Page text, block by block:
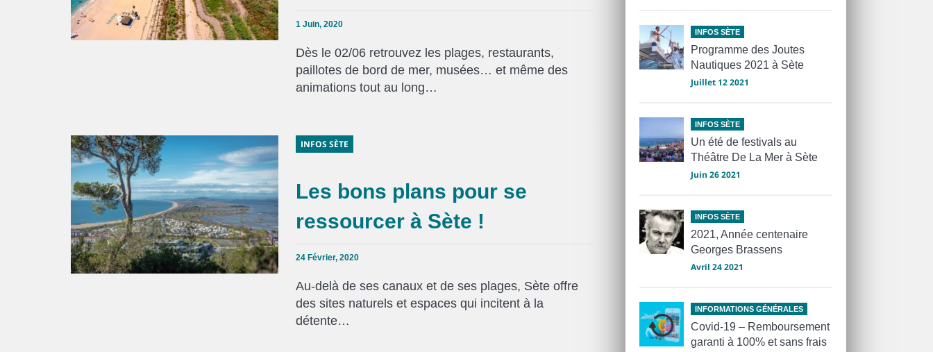
1 Juin, 2020
Dès le 02/06 retrouvez les plages, restaurants,
paillotes de bord de mer, musées… et même des
animations tout au long…
INFOS SÈTE
Les bons plans pour se
ressourcer à Sète !
24 Février, 2020
Au-delà de ses canaux et de ses plages, Sète offre
des sites naturels et espaces qui incitent à la
détente…
INFOS SÈTE
Programme des Joutes
Nautiques 2021 à Sète
Juillet 12 2021
INFOS SÈTE
Un été de festivals au
Théâtre De La Mer à Sète
Juin 26 2021
INFOS SÈTE
2021, Année centenaire
Georges Brassens
Avril 24 2021
INFORMATIONS GÉNÉRALES
Covid-19 – Remboursement
garanti à 100% et sans frais